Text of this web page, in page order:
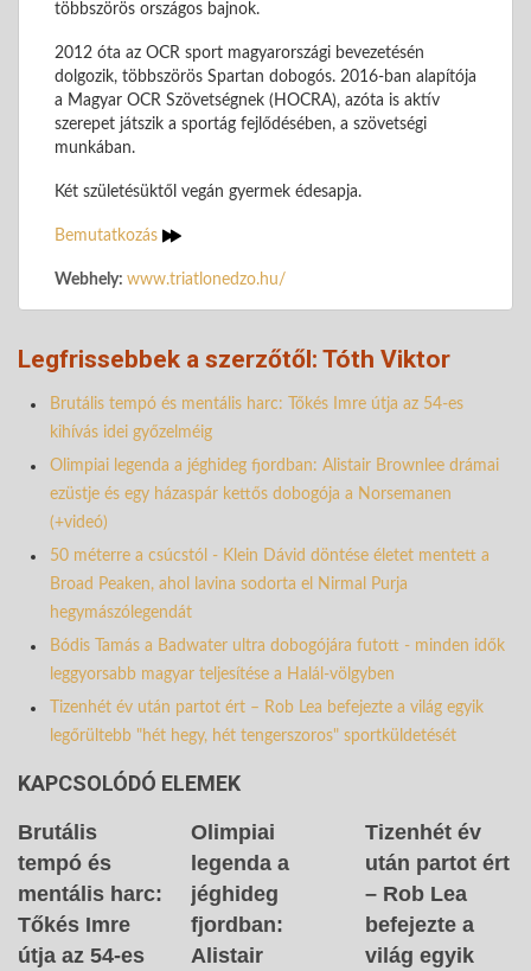
többszörös országos bajnok.
2012 óta az OCR sport magyarországi bevezetésén
dolgozik, többszörös Spartan dobogós. 2016-ban alapítója
a Magyar OCR Szövetségnek (HOCRA), azóta is aktív
szerepet játszik a sportág fejlődésében, a szövetségi
munkában.
Két születésüktől vegán gyermek édesapja.
Bemutatkozás
Webhely: www.triatlonedzo.hu/
Legfrissebbek a szerzőtől: Tóth Viktor
Brutális tempó és mentális harc: Tőkés Imre útja az 54-es
kihívás idei győzelméig
Olimpiai legenda a jéghideg fjordban: Alistair Brownlee drámai
ezüstje és egy házaspár kettős dobogója a Norsemanen
(+videó)
50 méterre a csúcstól - Klein Dávid döntése életet mentett a
Broad Peaken, ahol lavina sodorta el Nirmal Purja
hegymászólegendát
Bódis Tamás a Badwater ultra dobogójára futott - minden idők
leggyorsabb magyar teljesítése a Halál-völgyben
Tizenhét év után partot ért – Rob Lea befejezte a világ egyik
legőrültebb "hét hegy, hét tengerszoros" sportküldetését
KAPCSOLÓDÓ ELEMEK
Brutális
tempó és
mentális harc:
Tőkés Imre
útja az 54-es
Olimpiai
legenda a
jéghideg
fjordban:
Alistair
Tizenhét év
után partot ért
– Rob Lea
befejezte a
világ egyik